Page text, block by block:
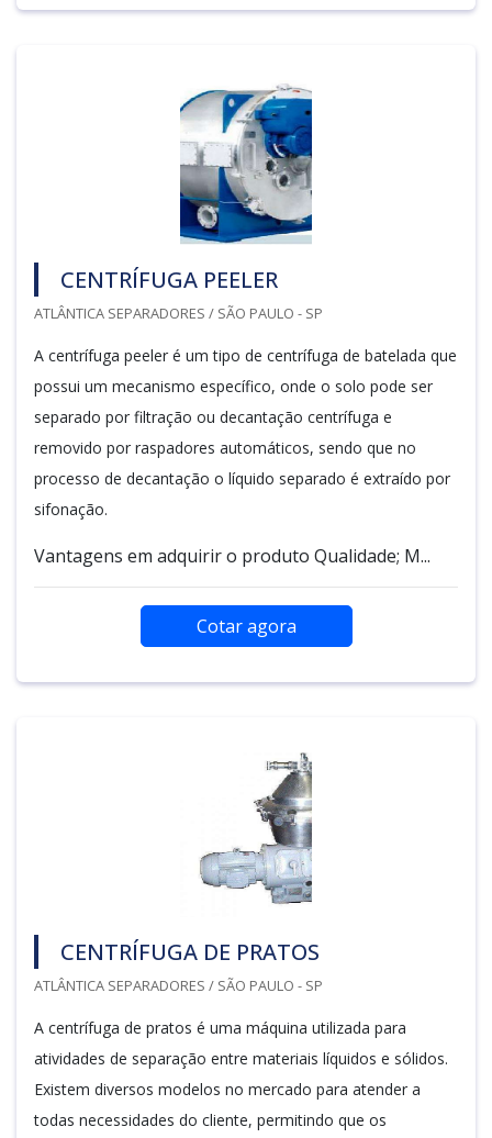
CENTRÍFUGA PEELER
ATLÂNTICA SEPARADORES / SÃO PAULO - SP
A centrífuga peeler é um tipo de centrífuga de batelada que
possui um mecanismo específico, onde o solo pode ser
separado por filtração ou decantação centrífuga e
removido por raspadores automáticos, sendo que no
processo de decantação o líquido separado é extraído por
sifonação.
Vantagens em adquirir o produto Qualidade; M...
Cotar agora
CENTRÍFUGA DE PRATOS
ATLÂNTICA SEPARADORES / SÃO PAULO - SP
A centrífuga de pratos é uma máquina utilizada para
atividades de separação entre materiais líquidos e sólidos.
Existem diversos modelos no mercado para atender a
todas necessidades do cliente, permitindo que os